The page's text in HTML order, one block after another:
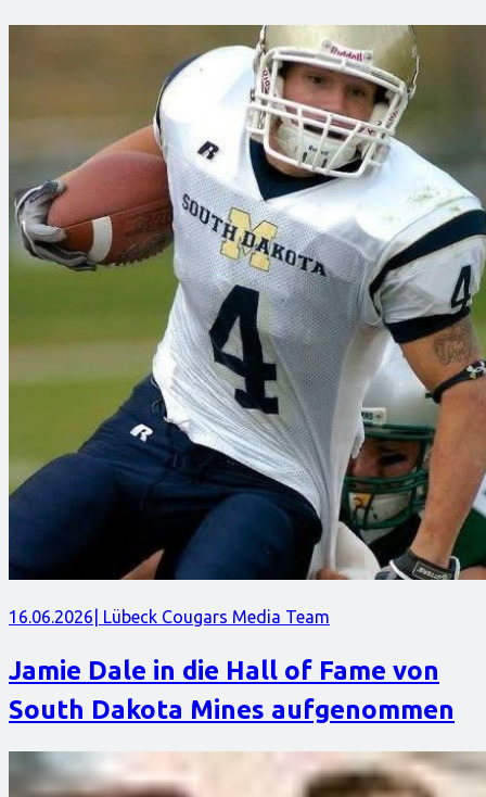
16.06.2026 | Lübeck Cougars Media Team
Jamie Dale in die Hall of Fame von
South Dakota Mines aufgenommen